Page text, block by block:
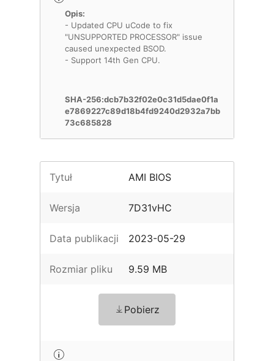
Opis:
- Updated CPU uCode to fix
"UNSUPPORTED PROCESSOR" issue
caused unexpected BSOD.
- Support 14th Gen CPU.
SHA-256:dcb7b32f02e0c31d5dae0f1a
e7869227c89d18b4fd9240d2932a7bb
73c685828
Tytuł AMI BIOS
Wersja 7D31vHC
Data publikacji 2023-05-29
Rozmiar pliku 9.59 MB
Pobierz